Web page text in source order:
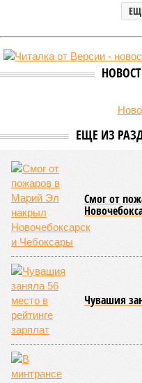
В Чувашской Республике
направленные на повышение
развитие национальной
дисциплины в качестве
ведомственных знаков
атрибутов на уровне
нагрудные знаки мастера
класса по керешу, а
Параллельно с этим
по керешу, охватывающая
юношеского разряда до
спорта. Такая структура
в подготовке юных
для последовательного
Керешу представляет
уходящее корнями в
проходит следующим
лицом друг к другу, при